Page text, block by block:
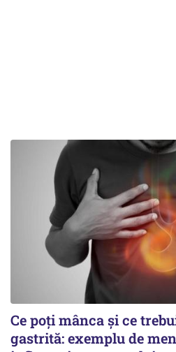
Ce poți mânca și ce
gastrită: exemplu de